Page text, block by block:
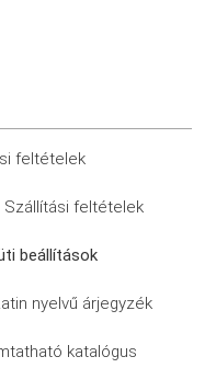
feltételek
Szállítási feltételek
beállítások
nyelvű árjegyzék
katalógus